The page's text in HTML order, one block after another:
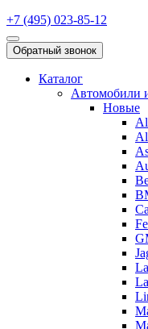
+7 (495) 023-85-12
Обратный звонок
Каталог
Автомобили
Новые